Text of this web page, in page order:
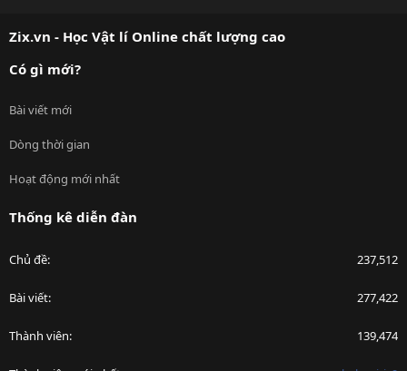
Zix.vn - Học Vật lí Online chất lượng cao
Có gì mới?
Bài viết mới
Dòng thời gian
Hoạt động mới nhất
Thống kê diễn đàn
Chủ đề 237,512
Bài viết 277,422
Thành viên 139,474